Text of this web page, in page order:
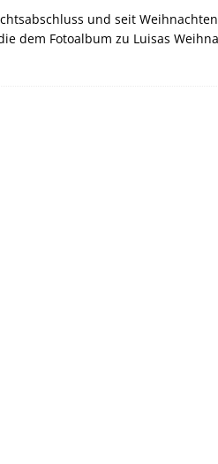
und seit
dem Fotoalbum zu Luisas